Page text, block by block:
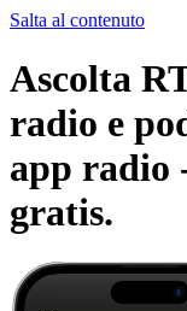
Salta al contenuto
Ascolta
radio e
app radio
gratis.